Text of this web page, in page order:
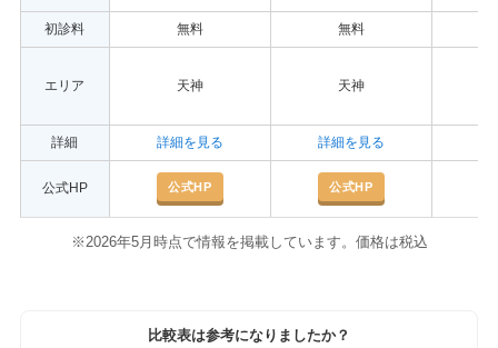
初診料 無料 無料
エリア 天神
天神
詳細 詳細を見る 詳細を見る
公式HP 公式HP 公式HP
※2026年5月時点で情報を掲載しています。価格は税込
比較表は参考になりましたか？